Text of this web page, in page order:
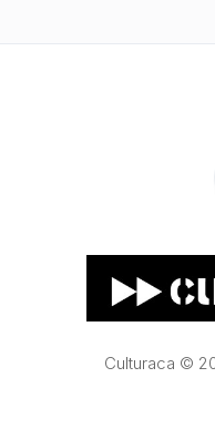
Culturaca ©